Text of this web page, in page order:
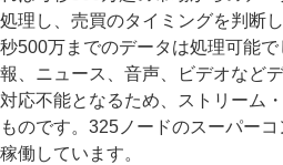
処理し、売買のタイミングを判断
秒500万までのデータは処理可能
報、ニュース、音声、ビデオなど
対応不能となるため、ストリーム
ものです。325ノードのスーパー
稼働しています。